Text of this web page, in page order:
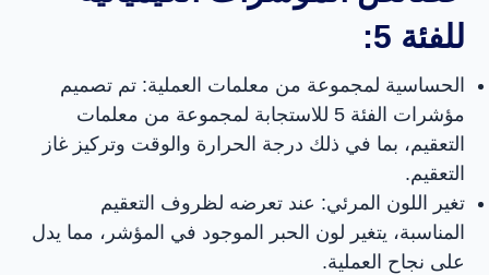
للفئة 5:
الحساسية لمجموعة من معلمات العملية: تم تصميم
مؤشرات الفئة 5 للاستجابة لمجموعة من معلمات
التعقيم، بما في ذلك درجة الحرارة والوقت وتركيز غاز
التعقيم.
تغير اللون المرئي: عند تعرضه لظروف التعقيم
المناسبة، يتغير لون الحبر الموجود في المؤشر، مما يدل
على نجاح العملية.